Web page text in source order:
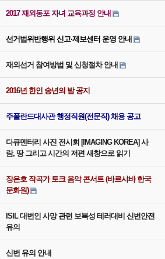
2017 재외동포 자녀 교육과정 안내
선거법위반행위 신고·제보센터 운영 안내
재외선거 참여방법 및 신청절차 안내
2016년 한인 송년의 밤 공지
주폴란드대사관 행정직원(전문직) 채용 공고
다큐멘터리 사진 전시회 [IMAGING KOREA] 사
람, 땅 그리고 시간의 저편 새창으로 읽기
장은호 작곡가 토크 음악 콘서트 (바르샤바 한국
문화원)
ISIL 대변인 사망 관련 보복성 테러대비 신변안전
유의
신변 유의 안내